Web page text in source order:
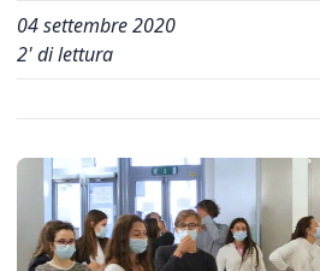
04 settembre 2020
2' di lettura